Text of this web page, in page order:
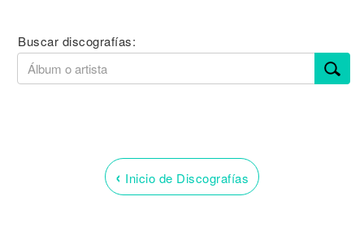
Buscar discografías:
‹ Inicio de Discografías